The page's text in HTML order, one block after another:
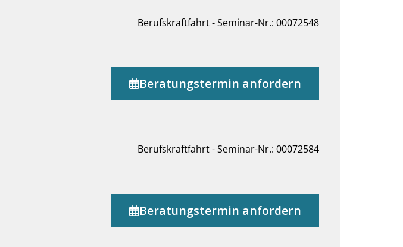
Berufskraftfahrt - Seminar-Nr.: 00072548
Beratungstermin anfordern
Berufskraftfahrt - Seminar-Nr.: 00072584
Beratungstermin anfordern